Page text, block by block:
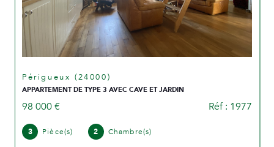
Périgueux (24000)
APPARTEMENT DE TYPE 3 AVEC CAVE ET JARDIN
98 000 € Réf : 1977
3 Pièce(s) 2 Chambre(s)